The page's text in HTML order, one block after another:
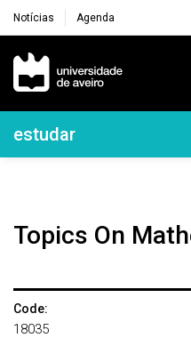
Notícias Agenda
Navegação
Navegação
estudar
Topics On
Code:
18035